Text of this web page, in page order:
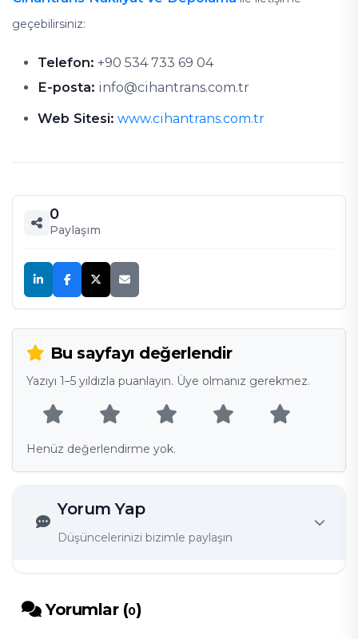
geçebilirsiniz:
Telefon: +90 534 733 69 04
E-posta: info@cihantrans.com.tr
Web Sitesi: www.cihantrans.com.tr
0
Paylaşım
Bu sayfayı değerlendir
Yazıyı 1–5 yıldızla puanlayın. Üye olmanız gerekmez.
Henüz değerlendirme yok.
Yorum Yap
Düşüncelerinizi bizimle paylaşın
Yorumlar (0)